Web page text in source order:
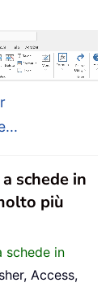
schede in
più
schede in
Access,